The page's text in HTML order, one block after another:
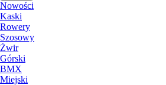
Nowości
Kaski
Rowery
Szosowy
Żwir
Górski
BMX
Miejski